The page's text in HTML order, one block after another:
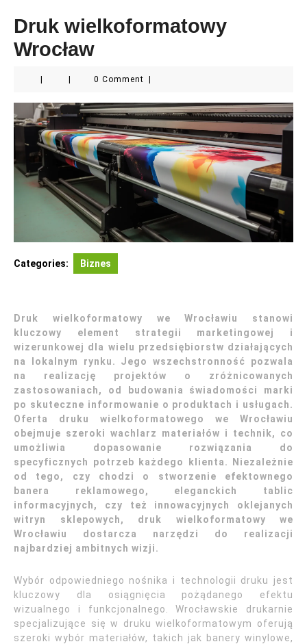
Druk wielkoformatowy
Wrocław
0 Comment
Categories: Biznes
Druk wielkoformatowy we Wrocławiu stanowi
kluczowy element strategii marketingowej i
wizerunkowej dla wielu przedsiębiorstw działających
na lokalnym rynku. Jego wszechstronność pozwala
na realizację projektów o zróżnicowanych
zastosowaniach, od budowania świadomości marki
po skuteczne informowanie o produktach i usługach.
Oferta druku wielkoformatowego we Wrocławiu
obejmuje szeroki wachlarz materiałów i technik, co
umożliwia dopasowanie rozwiązania do
specyficznych potrzeb każdego klienta. Niezależnie
od tego, czy chodzi o stworzenie efektownego
banera reklamowego, eleganckich tablic
informacyjnych, czy też innowacyjnych oklejanych
witryn sklepowych, druk wielkoformatowy we
Wrocławiu dostarcza narzędzi do realizacji
najbardziej ambitnych wizji.
Wybór odpowiedniego nośnika i technologii druku jest
kluczowy dla osiągnięcia pożądanego efektu
wizualnego i funkcjonalnego. Wrocławskie drukarnie
specjalizujące się w druku wielkoformatowym oferują
szeroki wybór materiałów, takich jak banery winylowe,